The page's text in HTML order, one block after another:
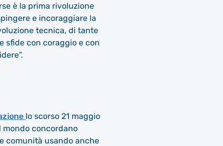
è la prima rivoluzione
e incoraggiare la
tecnica, di tante
sfide con coraggio e con
lo scorso 21 maggio
mondo concordano
comunità usando anche